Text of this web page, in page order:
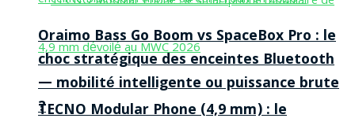
TECNO Modular Phone (4,9 mm) : le
Oraimo Bass Go Boom vs SpaceBox Pro : le
choc stratégique des enceintes Bluetooth
— mobilité intelligente ou puissance brute
?